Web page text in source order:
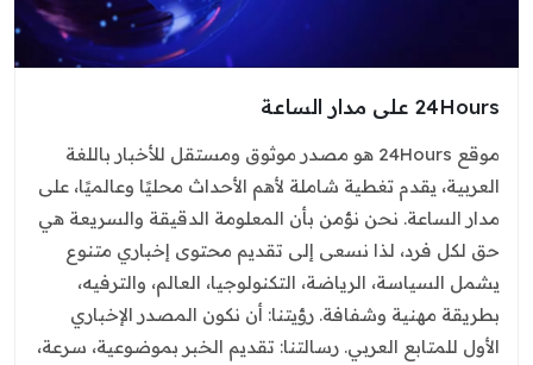
24Hours على مدار الساعة
موقع 24Hours هو مصدر موثوق ومستقل للأخبار باللغة
العربية، يقدم تغطية شاملة لأهم الأحداث محليًا وعالميًا، على
مدار الساعة. نحن نؤمن بأن المعلومة الدقيقة والسريعة هي
حق لكل فرد، لذا نسعى إلى تقديم محتوى إخباري متنوع
يشمل السياسة، الرياضة، التكنولوجيا، العالم، والترفيه،
بطريقة مهنية وشفافة. رؤيتنا: أن نكون المصدر الإخباري
الأول للمتابع العربي. رسالتنا: تقديم الخبر بموضوعية، سرعة،